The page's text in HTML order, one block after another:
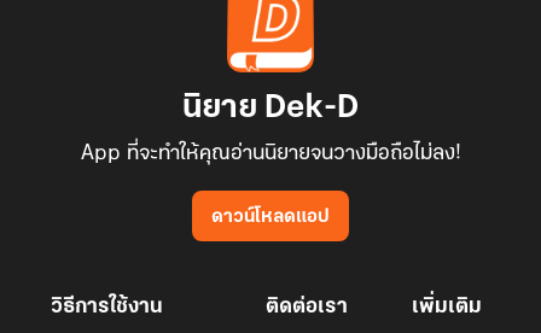
นิยาย Dek-D
App ที่จะทำให้คุณอ่านนิยายจนวางมือถือไม่ลง!
ดาวน์โหลดแอป
วิธีการใช้งาน ติดต่อเรา เพิ่มเติม